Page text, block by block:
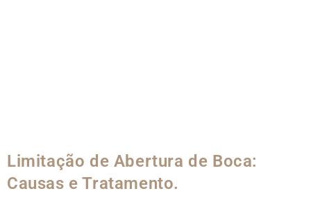
Limitação de Abertura de Boca:
Causas e Tratamento.